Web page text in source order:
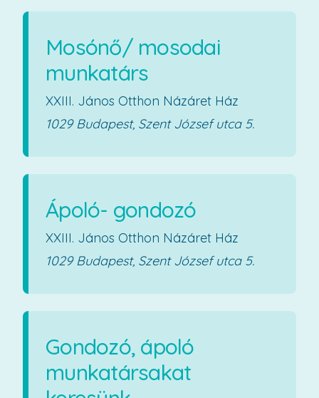
Mosónő/ mosodai
munkatárs
XXIII. János Otthon Názáret Ház
1029 Budapest, Szent József utca 5.
Ápoló- gondozó
XXIII. János Otthon Názáret Ház
1029 Budapest, Szent József utca 5.
Gondozó, ápoló
munkatársakat